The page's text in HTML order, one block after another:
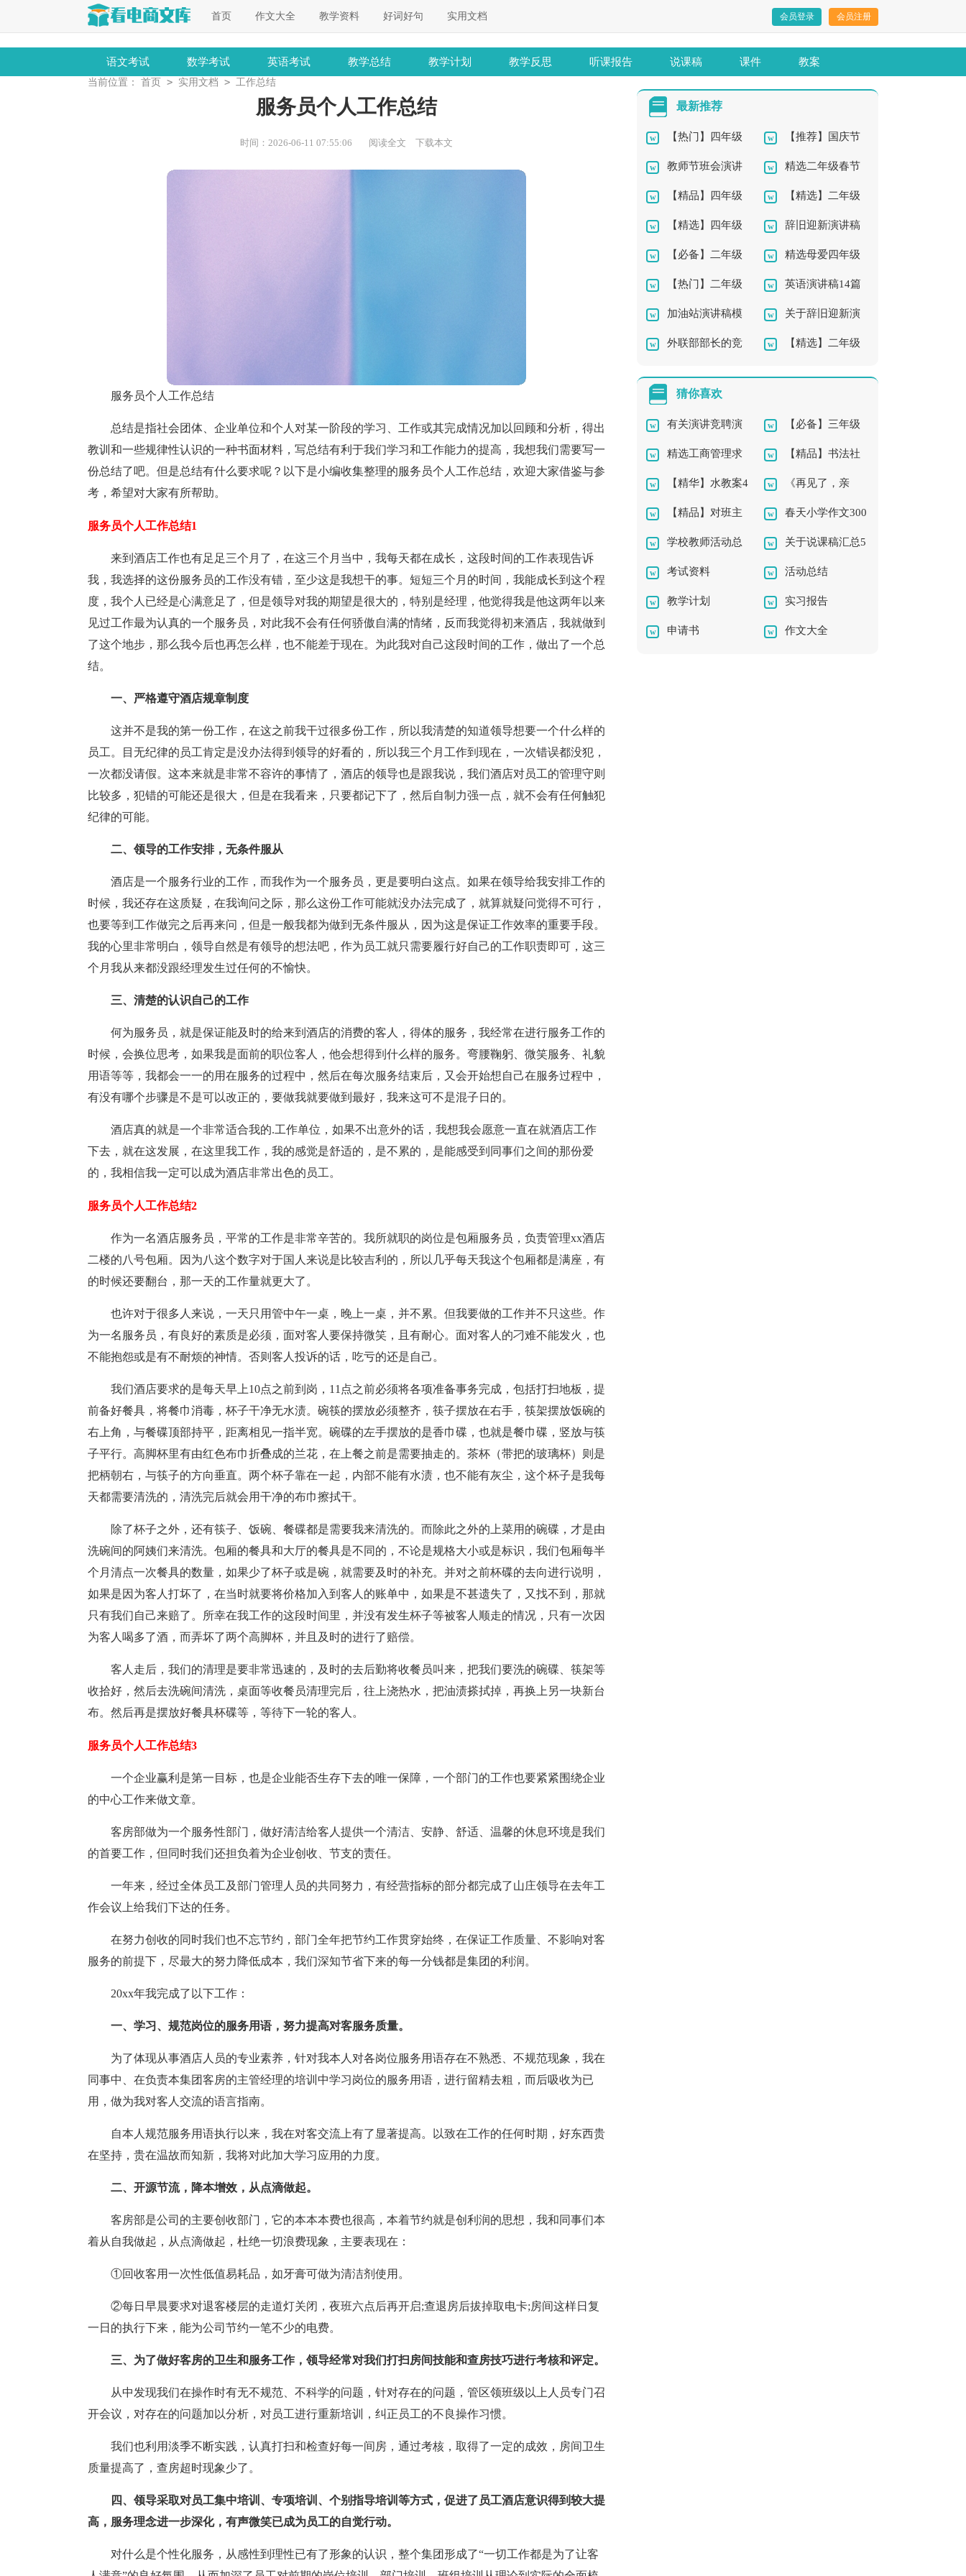
首页 作文大全 教学资料 好词好句 实用文档 会员登录 会员注册
语文考试 数学考试 英语考试 教学总结 教学计划 教学反思 听课报告 说课稿 课件 教案
当前位置： 首页 > 实用文档 > 工作总结
服务员个人工作总结
时间：2026-06-11 07:55:06 阅读全文 下载本文
服务员个人工作总结
总结是指社会团体、企业单位和个人对某一阶段的学习、工作或其完成情况加以回顾和分析，得出
教训和一些规律性认识的一种书面材料，写总结有利于我们学习和工作能力的提高，我想我们需要写一
份总结了吧。但是总结有什么要求呢？以下是小编收集整理的服务员个人工作总结，欢迎大家借鉴与参
考，希望对大家有所帮助。
服务员个人工作总结1
来到酒店工作也有足足三个月了，在这三个月当中，我每天都在成长，这段时间的工作表现告诉
我，我选择的这份服务员的工作没有错，至少这是我想干的事。短短三个月的时间，我能成长到这个程
度，我个人已经是心满意足了，但是领导对我的期望是很大的，特别是经理，他觉得我是他这两年以来
见过工作最为认真的一个服务员，对此我不会有任何骄傲自满的情绪，反而我觉得初来酒店，我就做到
了这个地步，那么我今后也再怎么样，也不能差于现在。为此我对自己这段时间的工作，做出了一个总
结。
一、严格遵守酒店规章制度
这并不是我的第一份工作，在这之前我干过很多份工作，所以我清楚的知道领导想要一个什么样的
员工。目无纪律的员工肯定是没办法得到领导的好看的，所以我三个月工作到现在，一次错误都没犯，
一次都没请假。这本来就是非常不容许的事情了，酒店的领导也是跟我说，我们酒店对员工的管理守则
比较多，犯错的可能还是很大，但是在我看来，只要都记下了，然后自制力强一点，就不会有任何触犯
纪律的可能。
二、领导的工作安排，无条件服从
酒店是一个服务行业的工作，而我作为一个服务员，更是要明白这点。如果在领导给我安排工作的
时候，我还存在这质疑，在我询问之际，那么这份工作可能就没办法完成了，就算就疑问觉得不可行，
也要等到工作做完之后再来问，但是一般我都为做到无条件服从，因为这是保证工作效率的重要手段。
我的心里非常明白，领导自然是有领导的想法吧，作为员工就只需要履行好自己的工作职责即可，这三
个月我从来都没跟经理发生过任何的不愉快。
三、清楚的认识自己的工作
何为服务员，就是保证能及时的给来到酒店的消费的客人，得体的服务，我经常在进行服务工作的
时候，会换位思考，如果我是面前的职位客人，他会想得到什么样的服务。弯腰鞠躬、微笑服务、礼貌
用语等等，我都会一一的用在服务的过程中，然后在每次服务结束后，又会开始想自己在服务过程中，
有没有哪个步骤是不是可以改正的，要做我就要做到最好，我来这可不是混子日的。
酒店真的就是一个非常适合我的.工作单位，如果不出意外的话，我想我会愿意一直在就酒店工作
下去，就在这发展，在这里我工作，我的感觉是舒适的，是不累的，是能感受到同事们之间的那份爱
的，我相信我一定可以成为酒店非常出色的员工。
服务员个人工作总结2
作为一名酒店服务员，平常的工作是非常辛苦的。我所就职的岗位是包厢服务员，负责管理xx酒店
二楼的八号包厢。因为八这个数字对于国人来说是比较吉利的，所以几乎每天我这个包厢都是满座，有
的时候还要翻台，那一天的工作量就更大了。
也许对于很多人来说，一天只用管中午一桌，晚上一桌，并不累。但我要做的工作并不只这些。作
为一名服务员，有良好的素质是必须，面对客人要保持微笑，且有耐心。面对客人的刁难不能发火，也
不能抱怨或是有不耐烦的神情。否则客人投诉的话，吃亏的还是自己。
我们酒店要求的是每天早上10点之前到岗，11点之前必须将各项准备事务完成，包括打扫地板，提
前备好餐具，将餐巾消毒，杯子干净无水渍。碗筷的摆放必须整齐，筷子摆放在右手，筷架摆放饭碗的
右上角，与餐碟顶部持平，距离相见一指半宽。碗碟的左手摆放的是香巾碟，也就是餐巾碟，竖放与筷
子平行。高脚杯里有由红色布巾折叠成的兰花，在上餐之前是需要抽走的。茶杯（带把的玻璃杯）则是
把柄朝右，与筷子的方向垂直。两个杯子靠在一起，内部不能有水渍，也不能有灰尘，这个杯子是我每
天都需要清洗的，清洗完后就会用干净的布巾擦拭干。
除了杯子之外，还有筷子、饭碗、餐碟都是需要我来清洗的。而除此之外的上菜用的碗碟，才是由
洗碗间的阿姨们来清洗。包厢的餐具和大厅的餐具是不同的，不论是规格大小或是标识，我们包厢每半
个月清点一次餐具的数量，如果少了杯子或是碗，就需要及时的补充。并对之前杯碟的去向进行说明，
如果是因为客人打坏了，在当时就要将价格加入到客人的账单中，如果是不甚遗失了，又找不到，那就
只有我们自己来赔了。所幸在我工作的这段时间里，并没有发生杯子等被客人顺走的情况，只有一次因
为客人喝多了酒，而弄坏了两个高脚杯，并且及时的进行了赔偿。
客人走后，我们的清理是要非常迅速的，及时的去后勤将收餐员叫来，把我们要洗的碗碟、筷架等
收拾好，然后去洗碗间清洗，桌面等收餐员清理完后，往上浇热水，把油渍搽拭掉，再换上另一块新台
布。然后再是摆放好餐具杯碟等，等待下一轮的客人。
服务员个人工作总结3
一个企业赢利是第一目标，也是企业能否生存下去的唯一保障，一个部门的工作也要紧紧围绕企业
的中心工作来做文章。
客房部做为一个服务性部门，做好清洁给客人提供一个清洁、安静、舒适、温馨的休息环境是我们
的首要工作，但同时我们还担负着为企业创收、节支的责任。
一年来，经过全体员工及部门管理人员的共同努力，有经营指标的部分都完成了山庄领导在去年工
作会议上给我们下达的任务。
在努力创收的同时我们也不忘节约，部门全年把节约工作贯穿始终，在保证工作质量、不影响对客
服务的前提下，尽最大的努力降低成本，我们深知节省下来的每一分钱都是集团的利润。
20xx年我完成了以下工作：
一、学习、规范岗位的服务用语，努力提高对客服务质量。
为了体现从事酒店人员的专业素养，针对我本人对各岗位服务用语存在不熟悉、不规范现象，我在
同事中、在负责本集团客房的主管经理的培训中学习岗位的服务用语，进行留精去粗，而后吸收为已
用，做为我对客人交流的语言指南。
自本人规范服务用语执行以来，我在对客交流上有了显著提高。以致在工作的任何时期，好东西贵
在坚持，贵在温故而知新，我将对此加大学习应用的力度。
二、开源节流，降本增效，从点滴做起。
客房部是公司的主要创收部门，它的本本本费也很高，本着节约就是创利润的思想，我和同事们本
着从自我做起，从点滴做起，杜绝一切浪费现象，主要表现在：
①回收客用一次性低值易耗品，如牙膏可做为清洁剂使用。
②每日早晨要求对退客楼层的走道灯关闭，夜班六点后再开启;查退房后拔掉取电卡;房间这样日复
一日的执行下来，能为公司节约一笔不少的电费。
三、为了做好客房的卫生和服务工作，领导经常对我们打扫房间技能和查房技巧进行考核和评定。
从中发现我们在操作时有无不规范、不科学的问题，针对存在的问题，管区领班级以上人员专门召
开会议，对存在的问题加以分析，对员工进行重新培训，纠正员工的不良操作习惯。
我们也利用淡季不断实践，认真打扫和检查好每一间房，通过考核，取得了一定的成效，房间卫生
质量提高了，查房超时现象少了。
四、领导采取对员工集中培训、专项培训、个别指导培训等方式，促进了员工酒店意识得到较大提
高，服务理念进一步深化，有声微笑已成为员工的自觉行动。
对什么是个性化服务，从感性到理性已有了形象的认识，整个集团形成了“一切工作都是为了让客
最新推荐
【热门】四年级
的我作文300字四篇
【推荐】国庆节
四年级作文300字集锦
九篇
教师节班会演讲
稿
精选二年级春节
的作文锦集8篇
【精品】四年级
的老师的作文300字合
集八篇
【精选】二年级
中秋作文锦集6篇
【精选】四年级
成长的作文七篇
辞旧迎新演讲稿
集合五篇
【必备】二年级
作文300字集锦7篇
精选母爱四年级
作文集合七篇
【热门】二年级
我的作文4篇
英语演讲稿14篇
加油站演讲稿模
板合集8篇
关于辞旧迎新演
讲稿七篇
外联部部长的竞 【精选】二年级
猜你喜欢
有关演讲竞聘演
讲稿模板集合五篇
【必备】三年级
的作文300字合集5篇
精选工商管理求
职信3篇
【精品】书法社
团及活动总结三篇
【精华】水教案4
篇
《再见了，亲
人》教学反思
【精品】对班主
任的工作计划汇编八
篇
春天小学作文300
字三篇
学校教师活动总
结3篇
关于说课稿汇总5
篇
考试资料 活动总结
教学计划 实习报告
申请书 作文大全